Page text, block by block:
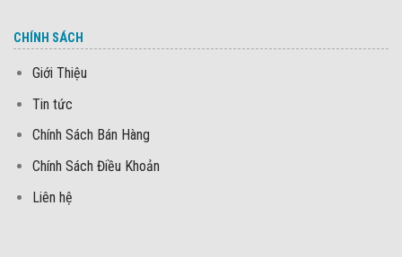
CHÍNH SÁCH
Giới Thiệu
Tin tức
Chính Sách Bán Hàng
Chính Sách Điều Khoản
Liên hệ